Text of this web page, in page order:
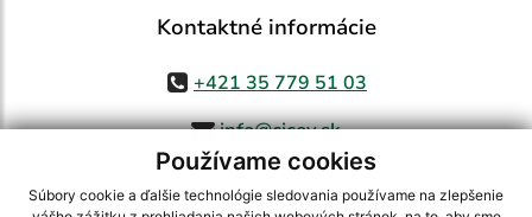
Používame cookies
Súbory cookie a ďalšie technológie sledovania používame na zlepšenie
Kontaktné informácie
+421 35 779 51 03
info@cicov.sk